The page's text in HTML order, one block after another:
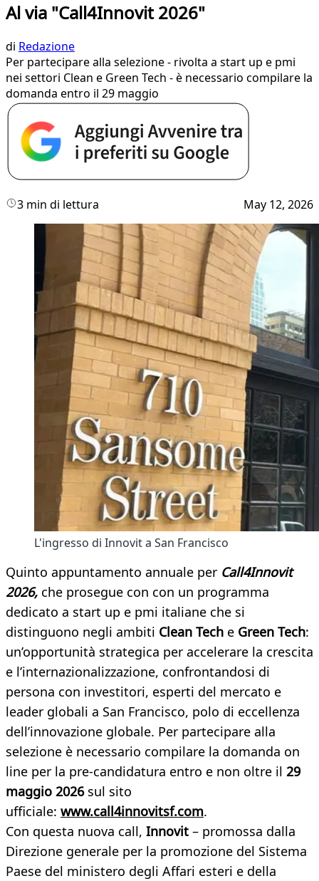
Al via "Call4Innovit 2026"
di Redazione
Per partecipare alla selezione - rivolta a start up e pmi
nei settori Clean e Green Tech - è necessario compilare la
domanda entro il 29 maggio
3 min di lettura May 12, 2026
L'ingresso di Innovit a San Francisco
Quinto appuntamento annuale per Call4Innovit
2026, che prosegue con con un programma
dedicato a start up e pmi italiane che si
distinguono negli ambiti Clean Tech e Green Tech:
un’opportunità strategica per accelerare la crescita
e l’internazionalizzazione, confrontandosi di
persona con investitori, esperti del mercato e
leader globali a San Francisco, polo di eccellenza
dell’innovazione globale. Per partecipare alla
selezione è necessario compilare la domanda on
line per la pre-candidatura entro e non oltre il 29
maggio 2026 sul sito
ufficiale: www.call4innovitsf.com.
Con questa nuova call, Innovit – promossa dalla
Direzione generale per la promozione del Sistema
Paese del ministero degli Affari esteri e della